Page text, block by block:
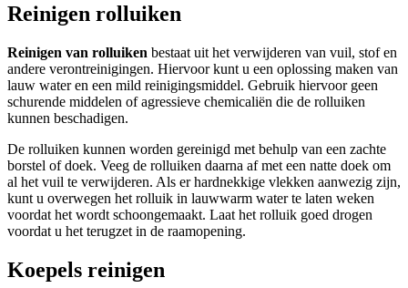
Reinigen rolluiken
Reinigen van rolluiken bestaat uit het verwijderen van vuil, stof en
andere verontreinigingen. Hiervoor kunt u een oplossing maken van
lauw water en een mild reinigingsmiddel. Gebruik hiervoor geen
schurende middelen of agressieve chemicaliën die de rolluiken
kunnen beschadigen.
De rolluiken kunnen worden gereinigd met behulp van een zachte
borstel of doek. Veeg de rolluiken daarna af met een natte doek om
al het vuil te verwijderen. Als er hardnekkige vlekken aanwezig zijn,
kunt u overwegen het rolluik in lauwwarm water te laten weken
voordat het wordt schoongemaakt. Laat het rolluik goed drogen
voordat u het terugzet in de raamopening.
Koepels reinigen